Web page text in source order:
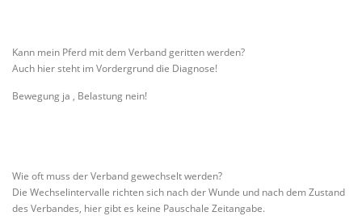
Kann mein Pferd mit dem Verband geritten werden?
Auch hier steht im Vordergrund die Diagnose!
Bewegung ja , Belastung nein!
Wie oft muss der Verband gewechselt werden?
Die Wechselintervalle richten sich nach der Wunde und nach dem Zustand
des Verbandes, hier gibt es keine Pauschale Zeitangabe.